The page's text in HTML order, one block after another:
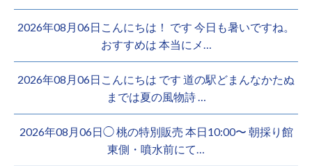
2026年08月06日こんにちは！ です 今日も暑いですね。
おすすめは 本当にメ…
2026年08月06日こんにちは︎ です️ 道の駅どまんなかたぬ
までは夏の風物詩 …
2026年08月06日◯ 桃の特別販売 本日10:00〜 朝採り館
東側・噴水前にて…